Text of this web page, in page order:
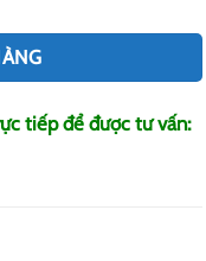
tiếp để được tư vấn: